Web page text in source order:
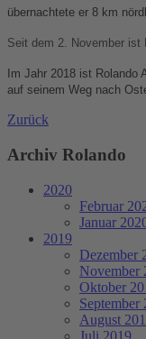
übernachtete er 8 km
Seit dem 2. November ist
Im Jahr 2018 ist Rolando
auf seinem Weg nach
Zurück
Archiv Rolando
2020
Februar
Januar
2019
Dezember
November
Oktober
September
August
Juli 2019